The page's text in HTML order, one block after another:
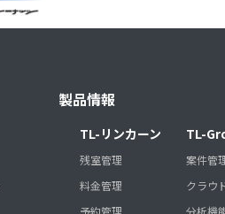
製品情報
TL-リンカーン
残室管理
料金管理
予約管理
TL-
案件管
クラウ
分析機